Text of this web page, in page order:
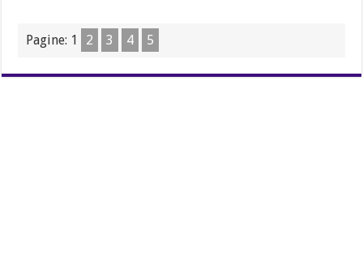
Pagine: 1 2 3 4 5